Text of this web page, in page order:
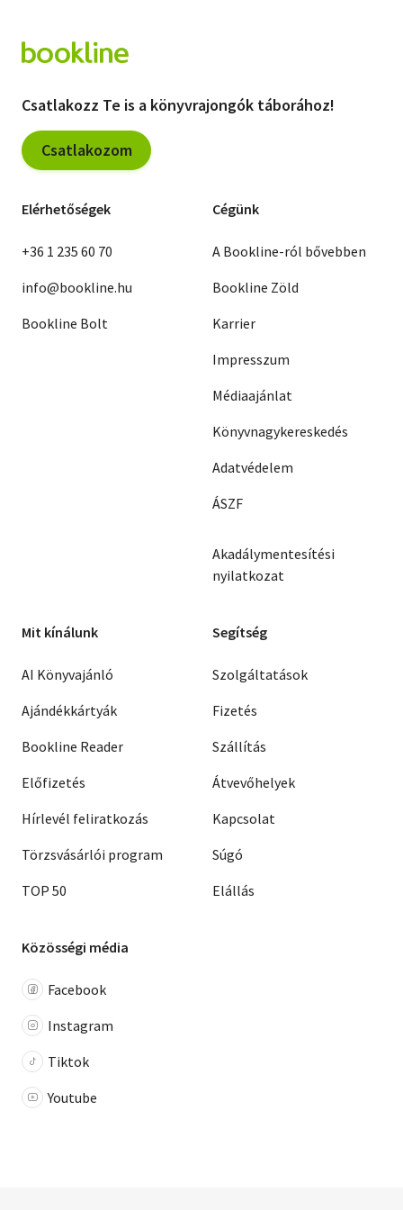
Csatlakozz Te is a könyvrajongók táborához!
Csatlakozom
Elérhetőségek
+36 1 235 60 70
info@bookline.hu
Bookline Bolt
Cégünk
A Bookline-ról bővebben
Bookline Zöld
Karrier
Impresszum
Médiaajánlat
Könyvnagykereskedés
Adatvédelem
ÁSZF
Akadálymentesítési
nyilatkozat
Mit kínálunk
AI Könyvajánló
Ajándékkártyák
Bookline Reader
Előfizetés
Hírlevél feliratkozás
Törzsvásárlói program
TOP 50
Segítség
Szolgáltatások
Fizetés
Szállítás
Átvevőhelyek
Kapcsolat
Súgó
Elállás
Közösségi média
Facebook
Instagram
Tiktok
Youtube